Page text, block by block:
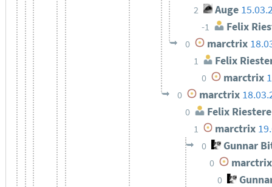
2 Auge
-1 Felix
0 marctrix
1 Felix
0 marctrix
0 marctrix
0 Felix
1 marctrix
0 Gunnar
0 marctrix
0